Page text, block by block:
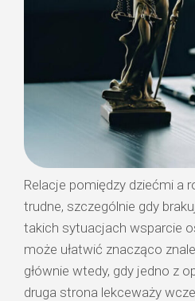
Relacje pomiędzy dziećmi a
trudne, szczególnie gdy
takich sytuacjach wsparcie
może ułatwić znacząco
głównie wtedy, gdy jedno z
druga strona lekceważy